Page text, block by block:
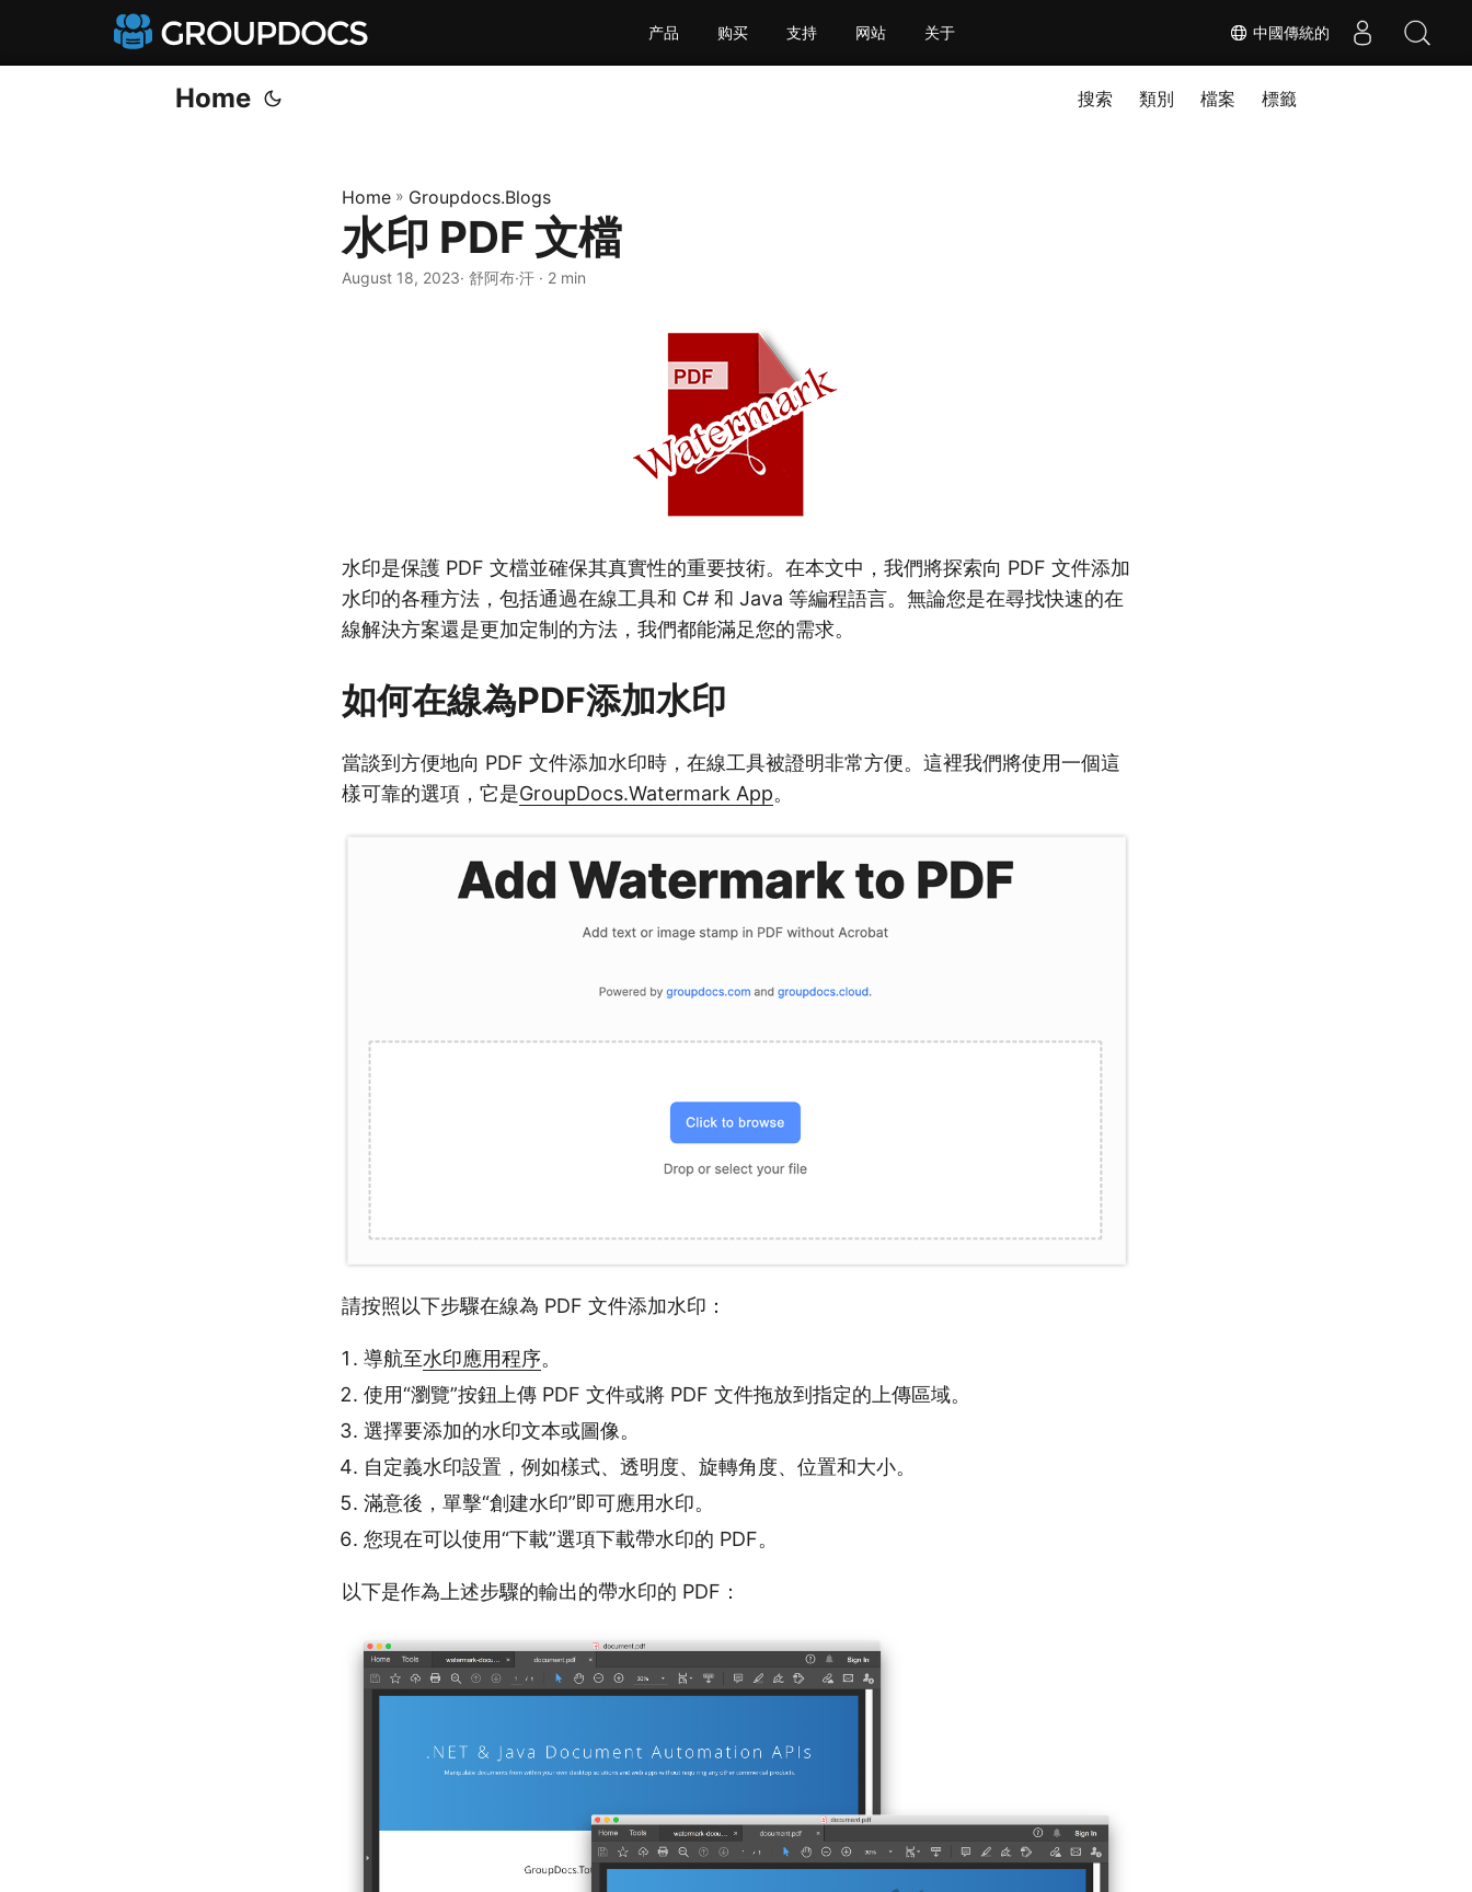
中國傳統的
产品 购买 支持 网站 关于
Home 搜索 類別 檔案 標籤
Home » Groupdocs.Blogs
水印 PDF 文檔
August 18, 2023· 舒阿布·汗 · 2 min
水印是保護 PDF 文檔並確保其真實性的重要技術。在本文中，我們將探索向 PDF 文件添加
水印的各種方法，包括通過在線工具和 C# 和 Java 等編程語言。無論您是在尋找快速的在
線解決方案還是更加定制的方法，我們都能滿足您的需求。
如何在線為PDF添加水印
當談到方便地向 PDF 文件添加水印時，在線工具被證明非常方便。這裡我們將使用一個這
樣可靠的選項，它是GroupDocs.Watermark App。
請按照以下步驟在線為 PDF 文件添加水印：
導航至水印應用程序。
使用“瀏覽”按鈕上傳 PDF 文件或將 PDF 文件拖放到指定的上傳區域。
選擇要添加的水印文本或圖像。
自定義水印設置，例如樣式、透明度、旋轉角度、位置和大小。
滿意後，單擊“創建水印”即可應用水印。
您現在可以使用“下載”選項下載帶水印的 PDF。
以下是作為上述步驟的輸出的帶水印的 PDF：